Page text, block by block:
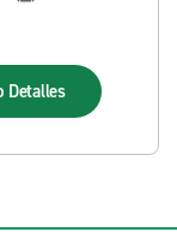
Detalles